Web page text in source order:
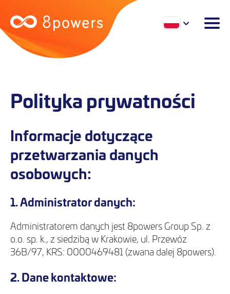
Polityka prywatności
Informacje dotyczące
przetwarzania danych
osobowych:
1. Administrator danych:
Administratorem danych jest 8powers Group Sp. z
o.o. sp. k., z siedzibą w Krakowie, ul. Przewóz
36B/97, KRS: 0000469481 (zwana dalej 8powers).
2. Dane kontaktowe: